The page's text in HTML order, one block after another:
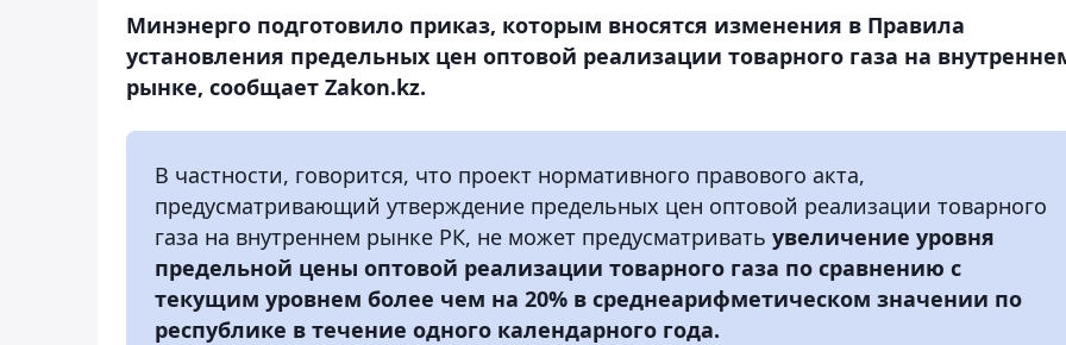
Минэнерго подготовило приказ, которым вносятся изменения в Правила
установления предельных цен оптовой реализации товарного газа на
рынке, сообщает Zakon.kz.
В частности, говорится, что проект нормативного правового акта,
предусматривающий утверждение предельных цен оптовой реализации товарного
газа на внутреннем рынке РК, не может предусматривать увеличение уровня
предельной цены оптовой реализации товарного газа по сравнению с
текущим уровнем более чем на 20% в среднеарифметическом значении по
республике в течение одного календарного года.